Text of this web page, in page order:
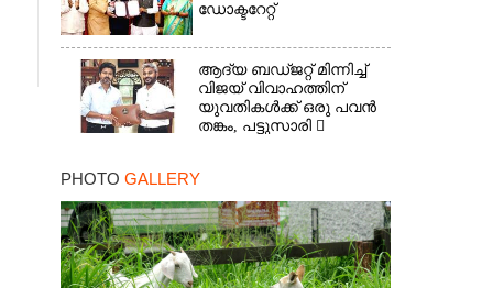
ഡോക്ടറേറ്റ്
ആദ്യ ബഡ്ജറ്റ് മിന്നിച്ച്
വിജയ് വിവാഹത്തിന്
യുവതികൾക്ക് ഒരു പവൻ
തങ്കം, പട്ടുസാരി 
വിദ്യാർത്ഥികൾക്ക്
സൈക്കിൾ
PHOTO GALLERY